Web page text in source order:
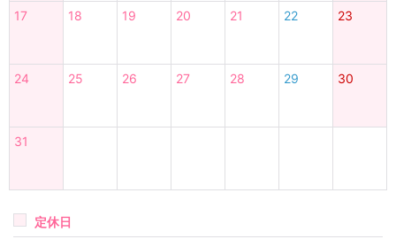
17 18 19 20 21 22 23
24 25 26 27 28 29 30
31
定休日